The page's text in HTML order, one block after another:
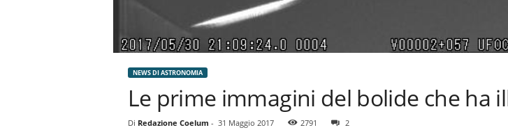
NEWS DI ASTRONOMIA
Le prime immagini del bolide che ha
Di Redazione Coelum - 31 Maggio 2017 2791 2